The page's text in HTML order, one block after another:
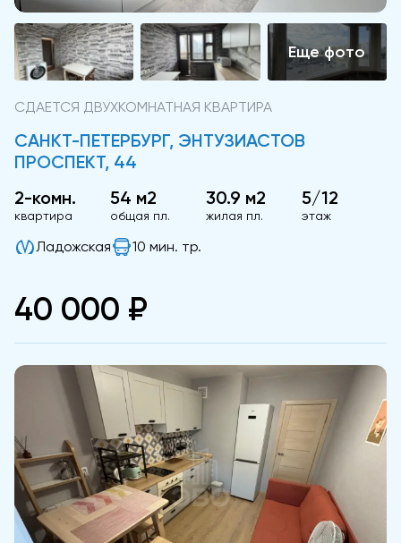
СДАЕТСЯ ДВУХКОМНАТНАЯ КВАРТИРА
САНКТ-ПЕТЕРБУРГ, ЭНТУЗИАСТОВ
ПРОСПЕКТ, 44
2-комн.
квартира
54 м2
общая пл.
30.9 м2
жилая пл.
5/12
этаж
Ладожская 10 мин. тр.
40 000 ₽